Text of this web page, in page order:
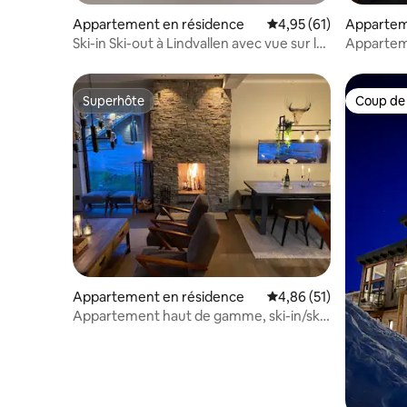
Appartement en résidence Évaluation moyenne
4,95 (61)
Ski-in Ski-out à Lindvallen avec vue sur la
Stöten
Superhôte
Superhôte
Appartement en résidence Évaluation moyenne
4,86 (51)
Appartement haut de gamme, ski-in/ski-
Coup
Coup